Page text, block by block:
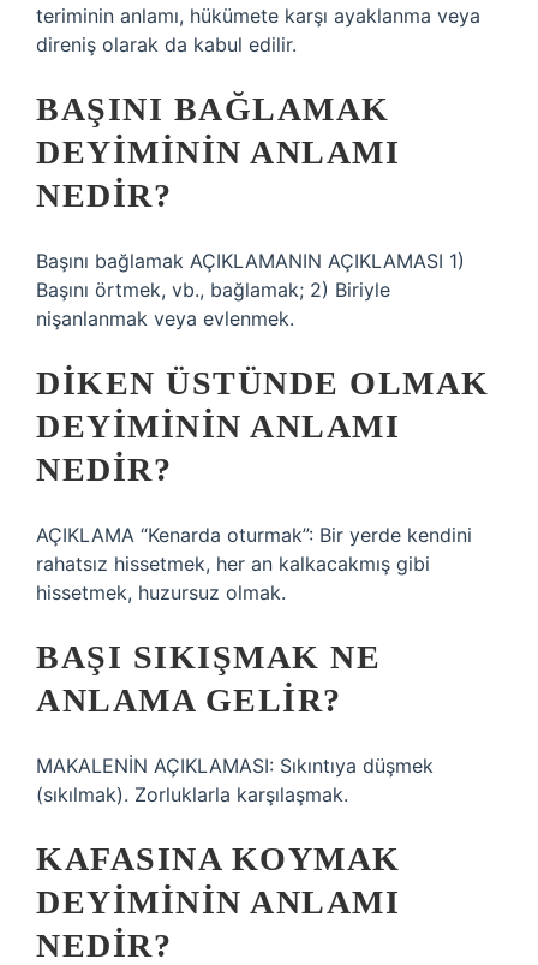
teriminin anlamı, hükümete karşı ayaklanma veya
direniş olarak da kabul edilir.
BAŞINI BAĞLAMAK
DEYIMININ ANLAMI
NEDIR?
Başını bağlamak AÇIKLAMANIN AÇIKLAMASI 1)
Başını örtmek, vb., bağlamak; 2) Biriyle
nişanlanmak veya evlenmek.
DIKEN ÜSTÜNDE OLMAK
DEYIMININ ANLAMI
NEDIR?
AÇIKLAMA “Kenarda oturmak”: Bir yerde kendini
rahatsız hissetmek, her an kalkacakmış gibi
hissetmek, huzursuz olmak.
BAŞI SIKIŞMAK NE
ANLAMA GELIR?
MAKALENİN AÇIKLAMASI: Sıkıntıya düşmek
(sıkılmak). Zorluklarla karşılaşmak.
KAFASINA KOYMAK
DEYIMININ ANLAMI
NEDIR?